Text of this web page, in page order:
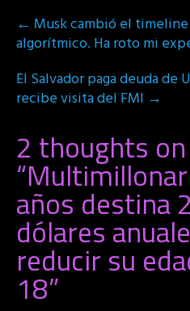
Post
navigation
← Musk cambió el
algorítmico. Ha roto mi
El Salvador paga deuda de
recibe visita del FMI →
2 thoughts on
“
años destina
dólares
reducir su
18”